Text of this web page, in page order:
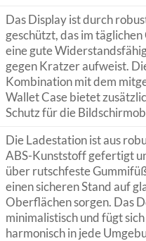
Das Display ist durch
geschützt, das im
eine gute
gegen Kratzer aufweist.
Kombination mit dem
Wallet Case bietet
Schutz für die
Die Ladestation ist aus
ABS-Kunststoff gefertigt
über rutschfeste
einen sicheren Stand auf
Oberflächen sorgen. Das
minimalistisch und fügt sich
harmonisch in jede